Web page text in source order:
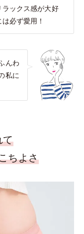
ックス感が大好
必ず愛用！
んわ
私に
て
ちよさ